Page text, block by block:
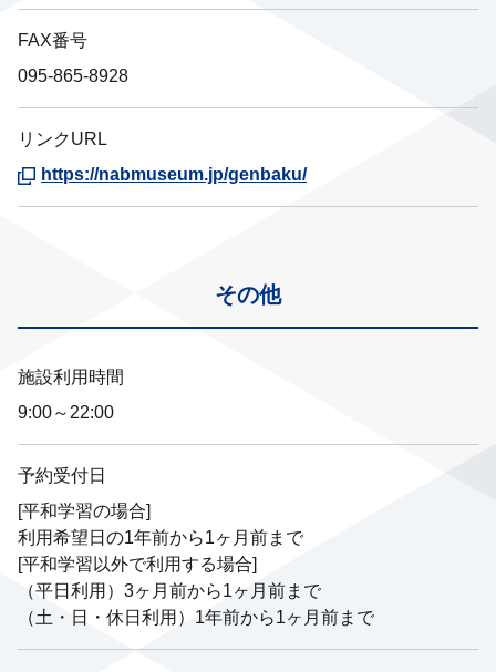
FAX番号
095-865-8928
リンクURL
https://nabmuseum.jp/genbaku/
その他
施設利用時間
9:00～22:00
予約受付日
[平和学習の場合]
利用希望日の1年前から1ヶ月前まで
[平和学習以外で利用する場合]
（平日利用）3ヶ月前から1ヶ月前まで
（土・日・休日利用）1年前から1ヶ月前まで